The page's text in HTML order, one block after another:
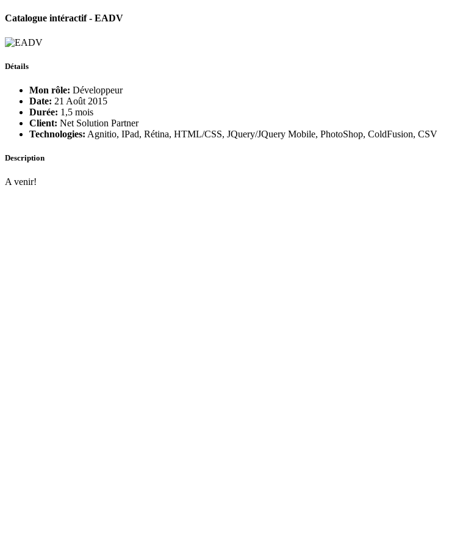
Catalogue intéractif - EADV
Détails
Mon rôle: Développeur
Date: 21 Août 2015
Durée: 1,5 mois
Client: Net Solution Partner
Technologies: Agnitio, IPad, Rétina, HTML/CSS, JQuery/JQuery Mobile, PhotoShop, ColdFusion, CSV
Description
A venir!